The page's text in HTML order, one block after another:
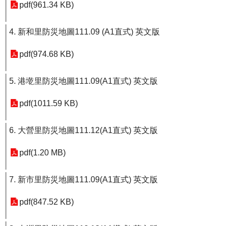
pdf(961.34 KB)
4. 新和里防災地圖111.09 (A1直式) 英文版
pdf(974.68 KB)
5. 港墘里防災地圖111.09(A1直式) 英文版
pdf(1011.59 KB)
6. 大營里防災地圖111.12(A1直式) 英文版
pdf(1.20 MB)
7. 新市里防災地圖111.09(A1直式) 英文版
pdf(847.52 KB)